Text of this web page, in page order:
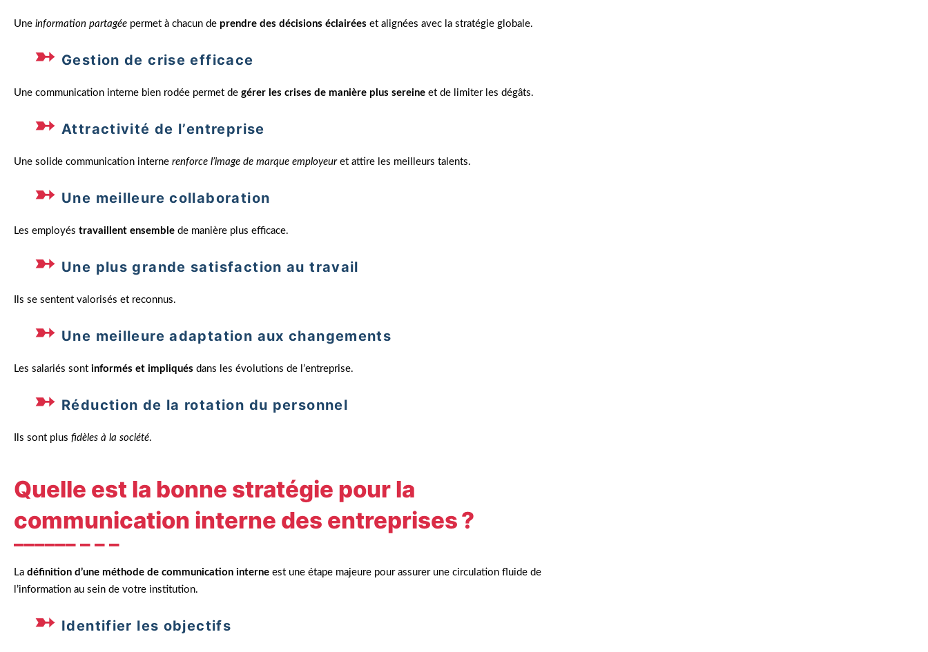
Une information partagée permet à chacun de prendre des décisions éclairées et alignées avec la stratégie globale.
Gestion de crise efficace
Une communication interne bien rodée permet de gérer les crises de manière plus sereine et de limiter les dégâts.
Attractivité de l’entreprise
Une solide communication interne renforce l’image de marque employeuret attire les meilleurs talents.
Une meilleure collaboration
Les employés travaillent ensemble de manière plus efficace.
Une plus grande satisfaction au travail
Ils se sentent valorisés et reconnus.
Une meilleure adaptation aux changements
Les salariés sont informés et impliqués dans les évolutions de l’entreprise.
Réduction de la rotation du personnel
Ils sont plus fidèles à la société.
Quelle est la bonne stratégie pour la
communication interne des entreprises ?
La définition d’une méthode de communication interne est une étape majeure pour assurer une circulation fluide de
l’information au sein de votre institution.
Identifier les objectifs